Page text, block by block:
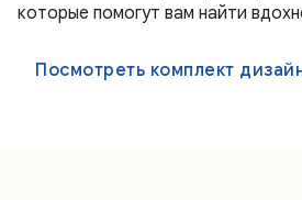
которые помогут вам найти
Посмотреть комплект